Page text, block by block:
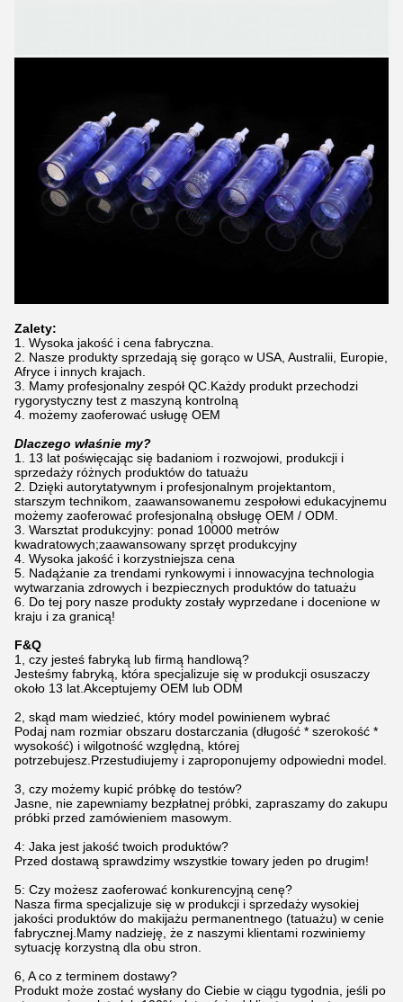
Zalety:
1. Wysoka jakość i cena fabryczna.
2. Nasze produkty sprzedają się gorąco w USA, Australii, Europie,
Afryce i innych krajach.
3. Mamy profesjonalny zespół QC.Każdy produkt przechodzi
rygorystyczny test z maszyną kontrolną
4. możemy zaoferować usługę OEM
Dlaczego właśnie my?
1. 13 lat poświęcając się badaniom i rozwojowi, produkcji i
sprzedaży różnych produktów do tatuażu
2. Dzięki autorytatywnym i profesjonalnym projektantom,
starszym technikom, zaawansowanemu zespołowi edukacyjnemu
możemy zaoferować profesjonalną obsługę OEM / ODM.
3. Warsztat produkcyjny: ponad 10000 metrów
kwadratowych;zaawansowany sprzęt produkcyjny
4. Wysoka jakość i korzystniejsza cena
5. Nadążanie za trendami rynkowymi i innowacyjna technologia
wytwarzania zdrowych i bezpiecznych produktów do tatuażu
6. Do tej pory nasze produkty zostały wyprzedane i docenione w
kraju i za granicą!
F&Q
1, czy jesteś fabryką lub firmą handlową?
Jesteśmy fabryką, która specjalizuje się w produkcji osuszaczy
około 13 lat.Akceptujemy OEM lub ODM
2, skąd mam wiedzieć, który model powinienem wybrać
Podaj nam rozmiar obszaru dostarczania (długość * szerokość *
wysokość) i wilgotność względną, której
potrzebujesz.Przestudiujemy i zaproponujemy odpowiedni model.
3, czy możemy kupić próbkę do testów?
Jasne, nie zapewniamy bezpłatnej próbki, zapraszamy do zakupu
próbki przed zamówieniem masowym.
4: Jaka jest jakość twoich produktów?
Przed dostawą sprawdzimy wszystkie towary jeden po drugim!
5: Czy możesz zaoferować konkurencyjną cenę?
Nasza firma specjalizuje się w produkcji i sprzedaży wysokiej
jakości produktów do makijażu permanentnego (tatuażu) w cenie
fabrycznej.Mamy nadzieję, że z naszymi klientami rozwiniemy
sytuację korzystną dla obu stron.
6, A co z terminem dostawy?
Produkt może zostać wysłany do Ciebie w ciągu tygodnia, jeśli po